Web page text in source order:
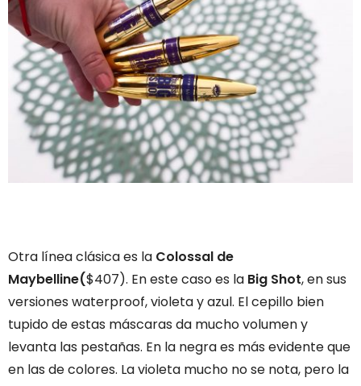
Otra línea clásica es la Colossal de
Maybelline($407). En este caso es la Big Shot, en sus
versiones waterproof, violeta y azul. El cepillo bien
tupido de estas máscaras da mucho volumen y
levanta las pestañas. En la negra es más evidente que
en las de colores. La violeta mucho no se nota, pero la